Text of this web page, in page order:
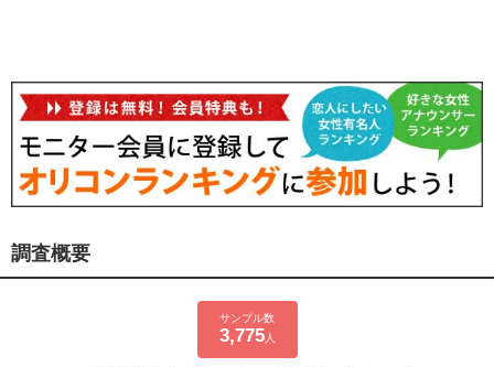
調査概要
サンプル数
3,775人